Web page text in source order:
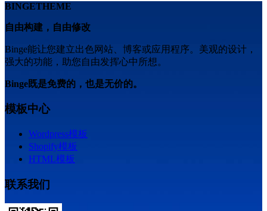
BINGETHEME
自由构建，自由修改
Binge能让您建立出色网站、博客或应用程序。美观的设计，
强大的功能，助您自由发挥心中所想。
Binge既是免费的，也是无价的。
模板中心
Wordpress模板
Shopify模板
HTML模板
联系我们